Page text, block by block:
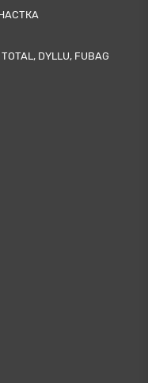
DYLLU, FUBAG